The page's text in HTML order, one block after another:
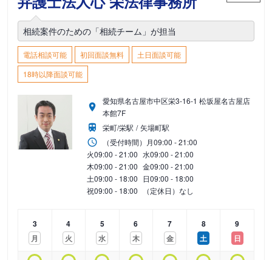
相続案件のための「相続チーム」が担当
電話相談可能 初回面談無料
土日面談可能
18時以降面談可能
愛知県名古屋市中区栄3-16-1 松坂屋名古屋店
本館7F
栄町/栄駅
矢場町駅
（受付時間） 月09:00 - 21:00
火09:00 - 21:00 水09:00 - 21:00
木09:00 - 21:00 金09:00 - 21:00
土09:00 - 18:00 日09:00 - 18:00
祝09:00 - 18:00 （定休日）なし
3
月
4
火
5
水
6
木
7
金
8
土
9
日